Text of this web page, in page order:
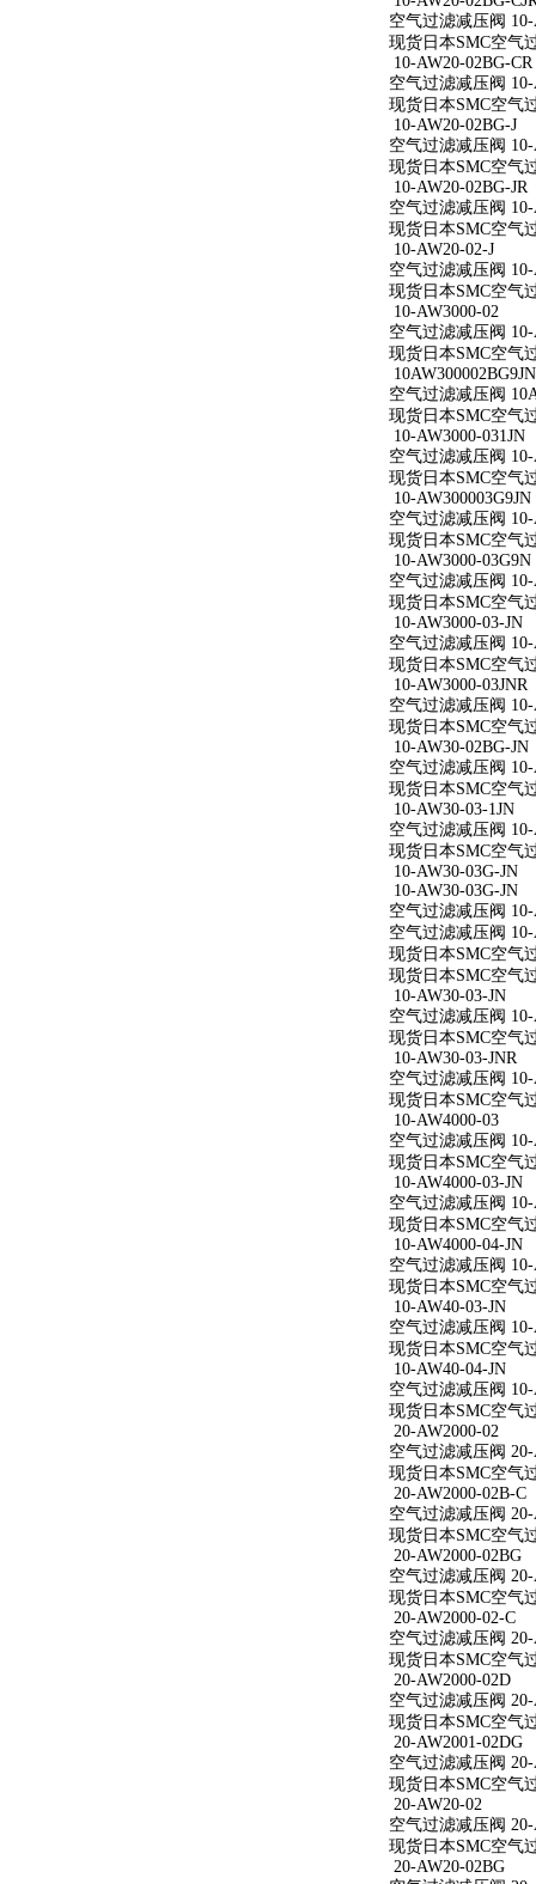
空气过滤减压阀 10-
现货日本SMC空气
10-AW20-02BG-CR
空气过滤减压阀 10-
现货日本SMC空气
10-AW20-02BG-J
空气过滤减压阀 10-
现货日本SMC空气
10-AW20-02BG-JR
空气过滤减压阀 10-
现货日本SMC空气
10-AW20-02-J
空气过滤减压阀 10-
现货日本SMC空气
10-AW3000-02
空气过滤减压阀 10-
现货日本SMC空气
10AW300002BG9JN
空气过滤减压阀
现货日本SMC空气
10-AW3000-031JN
空气过滤减压阀 10-
现货日本SMC空气
10-AW300003G9JN
空气过滤减压阀 10-
现货日本SMC空气
10-AW3000-03G9N
空气过滤减压阀 10-
现货日本SMC空气
10-AW3000-03-JN
空气过滤减压阀 10-
现货日本SMC空气
10-AW3000-03JNR
空气过滤减压阀 10-
现货日本SMC空气
10-AW30-02BG-JN
空气过滤减压阀 10-
现货日本SMC空气
10-AW30-03-1JN
空气过滤减压阀 10-
现货日本SMC空气
10-AW30-03G-JN
10-AW30-03G-JN
空气过滤减压阀 10-
空气过滤减压阀 10-
现货日本SMC空气
现货日本SMC空气
10-AW30-03-JN
空气过滤减压阀 10-
现货日本SMC空气
10-AW30-03-JNR
空气过滤减压阀 10-
现货日本SMC空气
10-AW4000-03
空气过滤减压阀 10-
现货日本SMC空气
10-AW4000-03-JN
空气过滤减压阀 10-
现货日本SMC空气
10-AW4000-04-JN
空气过滤减压阀 10-
现货日本SMC空气
10-AW40-03-JN
空气过滤减压阀 10-
现货日本SMC空气
10-AW40-04-JN
空气过滤减压阀 10-
现货日本SMC空气
20-AW2000-02
空气过滤减压阀 20-
现货日本SMC空气
20-AW2000-02B-C
空气过滤减压阀 20-
现货日本SMC空气
20-AW2000-02BG
空气过滤减压阀 20-
现货日本SMC空气
20-AW2000-02-C
空气过滤减压阀 20-
现货日本SMC空气
20-AW2000-02D
空气过滤减压阀 20-
现货日本SMC空气
20-AW2001-02DG
空气过滤减压阀 20-
现货日本SMC空气
20-AW20-02
空气过滤减压阀 20-
现货日本SMC空气
20-AW20-02BG